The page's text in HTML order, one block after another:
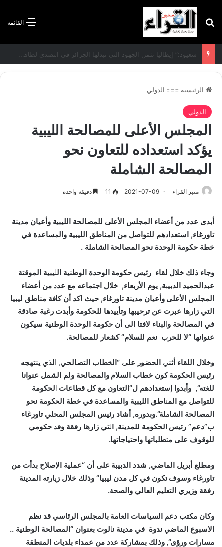
القائمة بحث عن
الرئيسية === الدولي
الدولي
المجلس الأعلى للمصالحة الليبية
يؤكد استعداده للتعاون نحو
المصالحة الشاملة
منبر القراء 2021-07-09
11 دقيقة واحدة
أبدى عدد من أعضاء المجلس الأعلى للمصالحة الليبية وأعيان مدينة
تاورغاء, استعدادهم للتواصل من المناطق الليبية والمساعدة في
خطة حكومة الوحدة نحو المصالحة الشاملة .
وجاء ذلك خلال لقاء رئيس حكومة الوحدة الوطنية الليبية الموقتة
عبدالحميد الدبيبة, يوم الأربعاء, خلال اجتماعه مع عدد من أعضاء
المجلس الأعلى وأعيان مدينة تاورغاء, حيث اكد أن كافة مناطق ليبيا
التي زارها عبرت عن ترحيبها وتأييدها للحكومة وأبدت رغبة صادقة
في المصالحة والبناء لافتا الى أن حكومة الوحدة الوطنية سيكون
عنوانها “لا للحرب نعم للسلام” كشعار للمصالحة.
وخلال اللقاء أثني الحضور على “الخطاب التصالحي, الذي ينتهجه
رئيس الحكومة كون خطاب السلام والمصالحة ولم الشمل عنوانا
للغته”, وأبدوا إستعدادهم ل”التعاون مع كل قطاعات الحكومة
للتواصل مع المناطق الليبية والمساعدة في خطة الحكومة نحو
المصالحة الشاملة”.وبدوره, أشاد رئيس المجلس المحلي تاورغاء
ب”دعم” رئيس الحكومة للمدينة, التي زارها رفقة وفد حكومي
للوقوف على متطلباتها واحتياجاتها.
ومطلع أبريل الماضي, شدد الدبيبة على أن “عملية الإصلاح بدأت من
تاورغاء وسوف تكون في كل مدن ليبيا” وذلك خلال زيارته المدينة
رفقة وزيري التعليم العالي والصحة.
وكان مكتب دعم السياسات العامة بالمجلس الرئاسي قد نظم
الاسبوع الماضي ندوة في مدينة نالوت بعنوان “المصالحة الوطنية ..
مسارات ورؤى”, وذلك بمشاركة عدد من عمداء بلديات المنطقة